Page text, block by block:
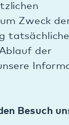
statt.
bei
Unser